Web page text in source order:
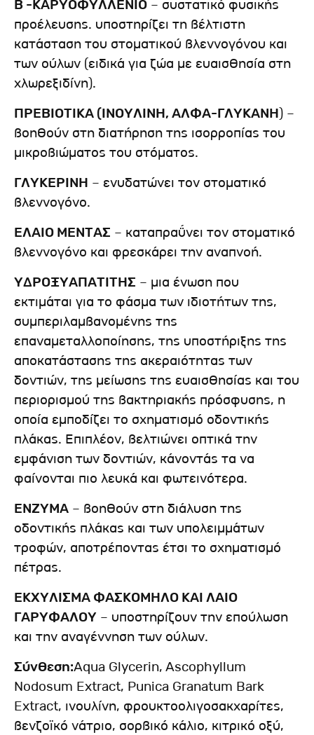
Β -ΚΑΡΥΟΦΥΛΛΕΝΙΟ – συστατικό φυσικής
προέλευσης. υποστηρίζει τη βέλτιστη
κατάσταση του στοματικού βλεννογόνου και
των ούλων (ειδικά για ζώα με ευαισθησία στη
χλωρεξιδίνη).
ΠΡΕΒΙΟΤΙΚΑ (ΙΝΟΥΛΙΝΗ, ΑΛΦΑ-ΓΛΥΚΑΝΗ) –
βοηθούν στη διατήρηση της ισορροπίας του
μικροβιώματος του στόματος.
ΓΛΥΚΕΡΙΝΗ – ενυδατώνει τον στοματικό
βλεννογόνο.
ΕΛΑΙΟ ΜΕΝΤΑΣ – καταπραΰνει τον στοματικό
βλεννογόνο και φρεσκάρει την αναπνοή.
ΥΔΡΟΞΥΑΠΑΤΙΤΗΣ – μια ένωση που
εκτιμάται για το φάσμα των ιδιοτήτων της,
συμπεριλαμβανομένης της
επαναμεταλλοποίησης, της υποστήριξης της
αποκατάστασης της ακεραιότητας των
δοντιών, της μείωσης της ευαισθησίας και του
περιορισμού της βακτηριακής πρόσφυσης, η
οποία εμποδίζει το σχηματισμό οδοντικής
πλάκας. Επιπλέον, βελτιώνει οπτικά την
εμφάνιση των δοντιών, κάνοντάς τα να
φαίνονται πιο λευκά και φωτεινότερα.
ΕΝΖΥΜΑ – βοηθούν στη διάλυση της
οδοντικής πλάκας και των υπολειμμάτων
τροφών, αποτρέποντας έτσι το σχηματισμό
πέτρας.
ΕΚΧΥΛΙΣΜΑ ΦΑΣΚΟΜΗΛΟ ΚΑΙ ΛΑΙΟ
ΓΑΡΥΦΑΛΟΥ – υποστηρίζουν την επούλωση
και την αναγέννηση των ούλων.
Σύνθεση:Aqua Glycerin, Ascophyllum
Nodosum Extract, Punica Granatum Bark
Extract, ινουλίνη, φρουκτοολιγοσακχαρίτες,
βενζοϊκό νάτριο, σορβικό κάλιο, κιτρικό οξύ,